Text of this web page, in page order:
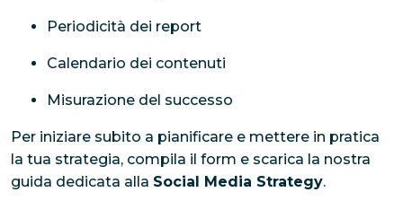
Periodicità dei report
Calendario dei contenuti
Misurazione del successo
Per iniziare subito a pianificare e mettere in pratica
la tua strategia, compila il form e scarica la nostra
guida dedicata alla Social Media Strategy.